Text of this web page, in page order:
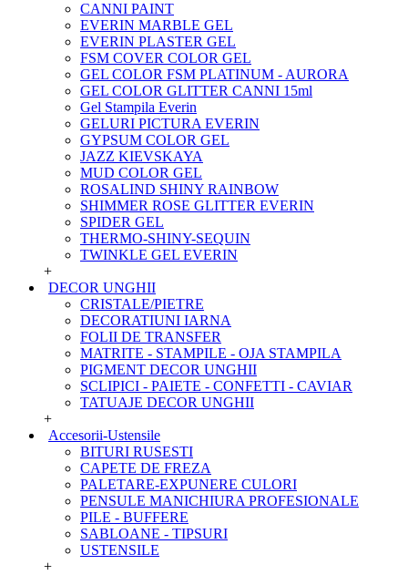
CANNI PAINT
EVERIN MARBLE GEL
EVERIN PLASTER GEL
FSM COVER COLOR GEL
GEL COLOR FSM PLATINUM - AURORA
GEL COLOR GLITTER CANNI 15ml
Gel Stampila Everin
GELURI PICTURA EVERIN
GYPSUM COLOR GEL
JAZZ KIEVSKAYA
MUD COLOR GEL
ROSALIND SHINY RAINBOW
SHIMMER ROSE GLITTER EVERIN
SPIDER GEL
THERMO-SHINY-SEQUIN
TWINKLE GEL EVERIN
+
DECOR UNGHII
CRISTALE/PIETRE
DECORATIUNI IARNA
FOLII DE TRANSFER
MATRITE - STAMPILE - OJA STAMPILA
PIGMENT DECOR UNGHII
SCLIPICI - PAIETE - CONFETTI - CAVIAR
TATUAJE DECOR UNGHII
+
Accesorii-Ustensile
BITURI RUSESTI
CAPETE DE FREZA
PALETARE-EXPUNERE CULORI
PENSULE MANICHIURA PROFESIONALE
PILE - BUFFERE
SABLOANE - TIPSURI
USTENSILE
+